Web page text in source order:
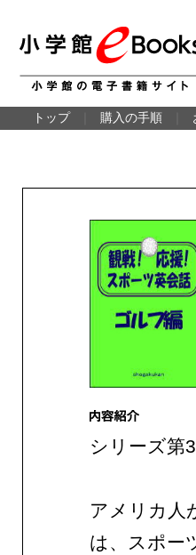
トップ 購入の手順
シリーズ第
アメリカ人
は、スポー